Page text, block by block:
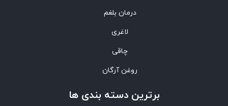
درمان بلغم
لاغری
چاقی
روغن آرگان
برترین‌ دسته بندی ها